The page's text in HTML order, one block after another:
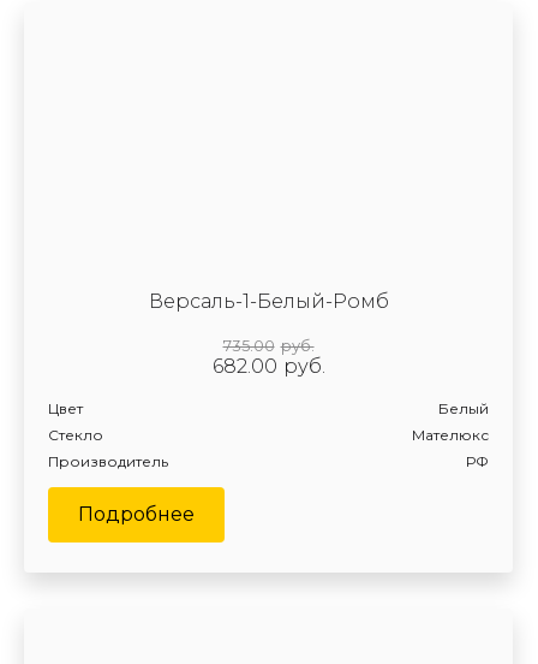
Версаль-1-Белый-Ромб
руб.
735.00
руб.
682.00
Цвет Белый
Производитель РФ
Стекло Мателюкс
Подробнее